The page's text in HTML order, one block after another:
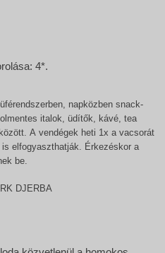
4*.
napközben snack-
italok, üdítők, kávé, tea
A vendégek heti 1x a vacsorát
elfogyaszthatják. Érkezéskor a
be.
DJERBA